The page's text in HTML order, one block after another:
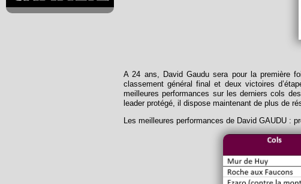
A 24 ans, David Gaudu sera pour la première
classement général final et deux victoires
meilleures performances sur les derniers cols
leader protégé, il dispose maintenant de plus de
Les meilleures performances de David GAUDU :